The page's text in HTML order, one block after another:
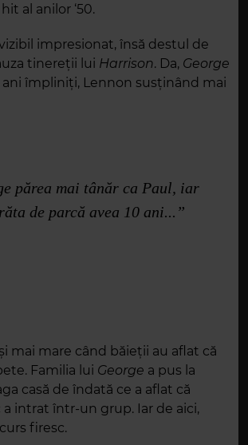
al anilor ‘50.
impresionat, însă destul de
tinereții lui Harrison. Da, George
ani împliniți, Lennon susținând mai
părea mai tânăr ca Paul, iar
de parcă avea 10 ani...”
mai mare când băieții au aflat că
Familia lui George a pus la
casă de îndată ce a aflat că
a intrat într-un grup. Iar de aici,
firesc.